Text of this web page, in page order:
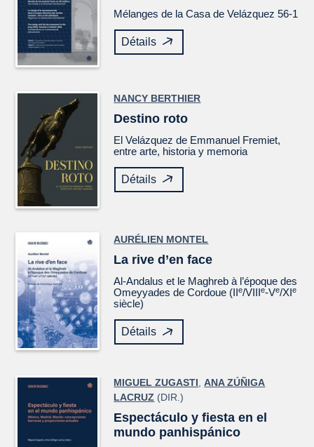
Mélanges de la Casa de Velázquez 56-1
Détails
NANCY BERTHIER
Destino roto
ElVelázquez de Emmanuel Fremiet,
entre arte, historia y memoria
Détails
AURÉLIEN MONTEL
La rive d’en face
Al-Andalus et le Maghreb à l’époque des
Omeyyades de Cordoue (IIe/VIIIe-Ve/XIe
siècle)
Détails
MIGUEL ZUGASTI,ANA ZÚÑIGA
LACRUZ (DIR.)
Espectáculo y fiesta en el
mundo panhispánico